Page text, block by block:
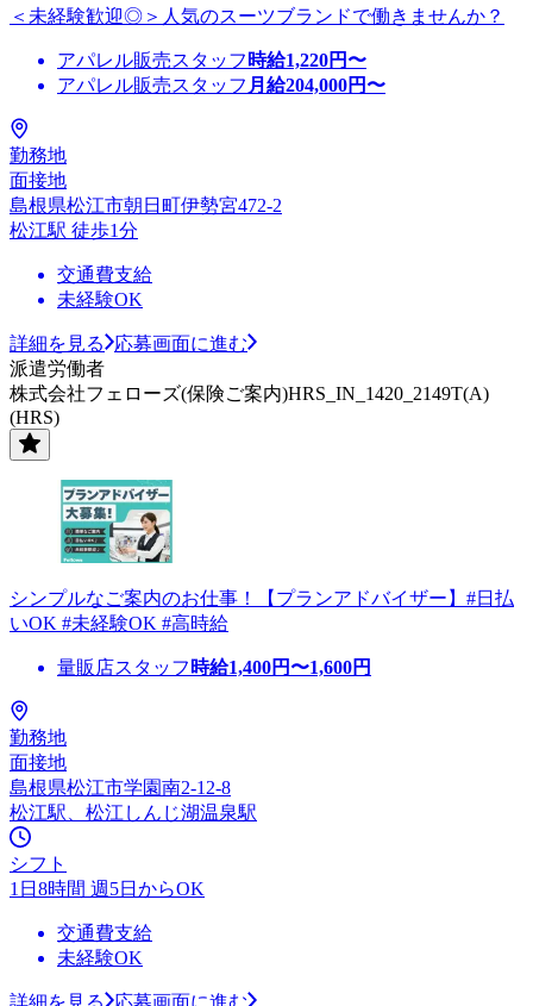
＜未経験歓迎◎＞人気のスーツブランドで働きませんか？
アパレル販売スタッフ 時給1,220円〜
アパレル販売スタッフ 月給204,000円〜
勤務地
面接地
島根県松江市朝日町伊勢宮472-2
松江駅 徒歩1分
交通費支給
未経験OK
詳細を見る
応募画面に進む
派遣労働者
株式会社フェローズ(保険ご案内)HRS_IN_1420_2149T(A)
(HRS)
シンプルなご案内のお仕事！【プランアドバイザー】#日払
いOK #未経験OK #高時給
量販店スタッフ 時給1,400円〜1,600円
勤務地
面接地
島根県松江市学園南2-12-8
松江駅、松江しんじ湖温泉駅
シフト
1日8時間 週5日からOK
交通費支給
未経験OK
詳細を見る 応募画面に進む